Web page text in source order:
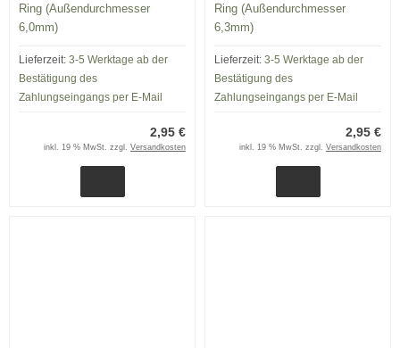
Ring (Außendurchmesser
6,0mm)
Lieferzeit: 3-5 Werktage ab der
Bestätigung des
Zahlungseingangs per E-Mail
2,95 €
inkl. 19 % MwSt. zzgl. Versandkosten
Ring (Außendurchmesser
6,3mm)
Lieferzeit: 3-5 Werktage ab der
Bestätigung des
Zahlungseingangs per E-Mail
2,95 €
inkl. 19 % MwSt. zzgl. Versandkosten